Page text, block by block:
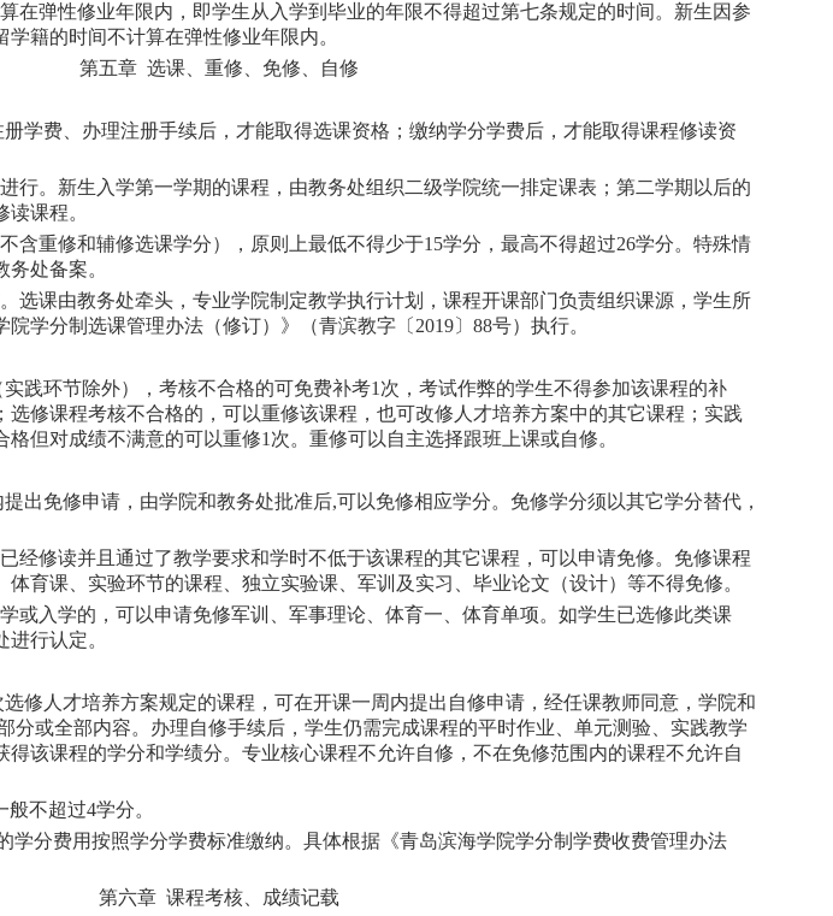
在弹性修业年限内，即学生从入学到毕业的年限不得超过第七条规定的时间。新生因参
籍的时间不计算在弹性修业年限内。
第五章 选课、重修、免修、自修
学费、办理注册手续后，才能取得选课资格；缴纳学分学费后，才能取得课程修读资
行。新生入学第一学期的课程，由教务处组织二级学院统一排定课表；第二学期以后的
课程。
含重修和辅修选课学分），原则上最低不得少于15学分，最高不得超过26学分。特殊情
处备案。
选课由教务处牵头，专业学院制定教学执行计划，课程开课部门负责组织课源，学生所
学分制选课管理办法（修订）》（青滨教字〔2019〕88号）执行。
践环节除外），考核不合格的可免费补考1次，考试作弊的学生不得参加该课程的补
修课程考核不合格的，可以重修该课程，也可改修人才培养方案中的其它课程；实践
但对成绩不满意的可以重修1次。重修可以自主选择跟班上课或自修。
出免修申请，由学院和教务处批准后,可以免修相应学分。免修学分须以其它学分替代，
经修读并且通过了教学要求和学时不低于该课程的其它课程，可以申请免修。免修课程
育课、实验环节的课程、独立实验课、军训及实习、毕业论文（设计）等不得免修。
或入学的，可以申请免修军训、军事理论、体育一、体育单项。如学生已选修此类课
行认定。
修人才培养方案规定的课程，可在开课一周内提出自修申请，经任课教师同意，学院和
分或全部内容。办理自修手续后，学生仍需完成课程的平时作业、单元测验、实践教学
该课程的学分和学绩分。专业核心课程不允许自修，不在免修范围内的课程不允许自
不超过4学分。
分费用按照学分学费标准缴纳。具体根据《青岛滨海学院学分制学费收费管理办法
第六章 课程考核、成绩记载